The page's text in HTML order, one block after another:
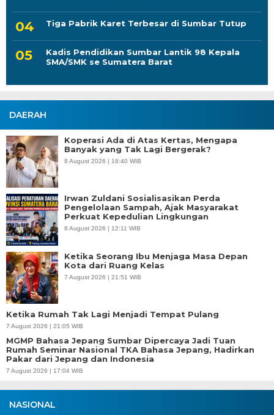
Tiga Pabrik Karet Terbesar di Sumbar Tutup
Kadis Pendidikan Sumbar Lantik 98 Kepala
SMA/SMK se Sumatera Barat
DAERAH
Koperasi Ada di Atas Kertas, Mengapa
Banyak yang Tak Lagi Bergerak?
8 August 2026 | 18:40 WIB
Irwan Zuldani Sosialisasikan Perda
Pengelolaan Sampah, Ajak Masyarakat
Perkuat Kepedulian Lingkungan
8 August 2026 | 12:11 WIB
Ketika Seorang Ibu Menjaga Masa Depan
Kota dari Ruang Kelas
7 August 2026 | 21:51 WIB
Ketika Rumah Tak Lagi Menjadi Tempat Pulang
7 August 2026 | 21:05 WIB
MGMP Bahasa Jepang Sumbar Dipercaya Jadi Tuan
Rumah Seminar Nasional TKA Bahasa Jepang, Hadirkan
Pakar dari Jepang dan Indonesia
7 August 2026 | 17:04 WIB
NASIONAL